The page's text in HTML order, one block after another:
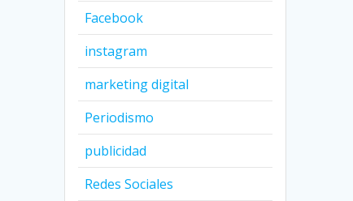
Facebook
instagram
marketing digital
Periodismo
publicidad
Redes Sociales